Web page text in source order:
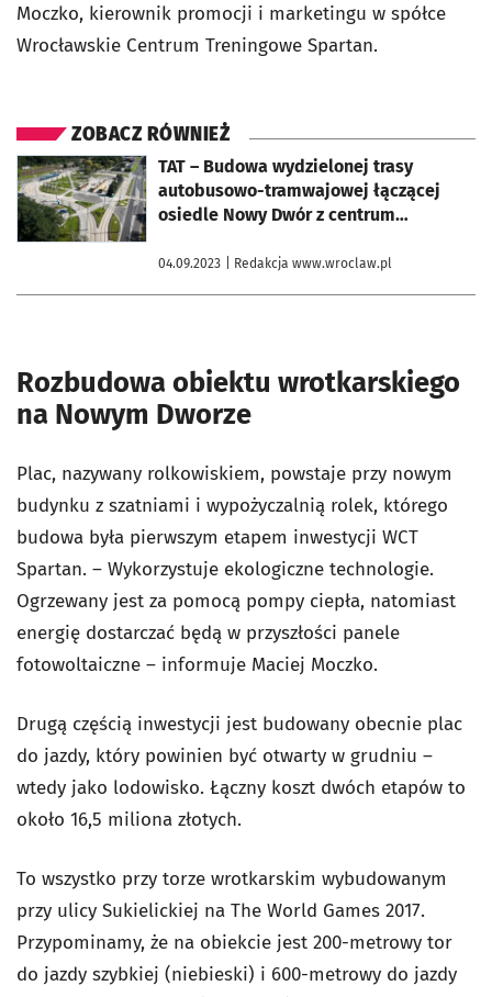
Moczko, kierownik promocji i marketingu w spółce
Wrocławskie Centrum Treningowe Spartan.
ZOBACZ RÓWNIEŻ
TAT – Budowa wydzielonej trasy
autobusowo-tramwajowej łączącej
osiedle Nowy Dwór z centrum
04.09.2023 | Redakcja www.wroclaw.pl
otworzy się w nowej karcie
Rozbudowa obiektu wrotkarskiego
na Nowym Dworze
Plac, nazywany rolkowiskiem, powstaje przy nowym
budynku z szatniami i wypożyczalnią rolek, którego
budowa była pierwszym etapem inwestycji WCT
Spartan. – Wykorzystuje ekologiczne technologie.
Ogrzewany jest za pomocą pompy ciepła, natomiast
energię dostarczać będą w przyszłości panele
fotowoltaiczne – informuje Maciej Moczko.
Drugą częścią inwestycji jest budowany obecnie plac
do jazdy, który powinien być otwarty w grudniu –
wtedy jako lodowisko. Łączny koszt dwóch etapów to
około 16,5 miliona złotych.
To wszystko przy torze wrotkarskim wybudowanym
przy ulicy Sukielickiej na The World Games 2017.
Przypominamy, że na obiekcie jest 200-metrowy tor
do jazdy szybkiej (niebieski) i 600-metrowy do jazdy